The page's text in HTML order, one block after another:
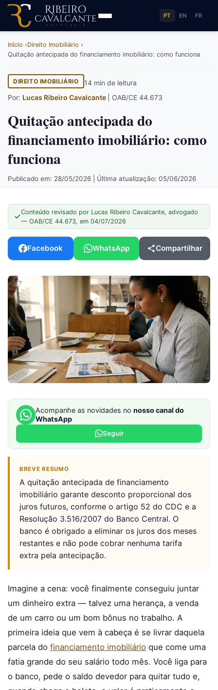
PT EN FR
Início
Direito Imobiliário
Quitação antecipada do financiamento imobiliário: como funciona
DIREITO IMOBILIÁRIO
14 min de leitura
Por: Lucas Ribeiro Cavalcante | OAB/CE 44.673
Quitação antecipada do
financiamento imobiliário: como
funciona
Publicado em: 28/05/2026 | Última atualização: 05/06/2026
Conteúdo revisado por Lucas Ribeiro Cavalcante, advogado
— OAB/CE 44.673, em 04/07/2026
Facebook WhatsApp Compartilhar
Acompanhe as novidades no nosso canal do
WhatsApp
Seguir
BREVE RESUMO
A quitação antecipada de financiamento
imobiliário garante desconto proporcional dos
juros futuros, conforme o artigo 52 do CDC e a
Resolução 3.516/2007 do Banco Central. O
banco é obrigado a eliminar os juros dos meses
restantes e não pode cobrar nenhuma tarifa
extra pela antecipação.
Imagine a cena: você finalmente conseguiu juntar
um dinheiro extra — talvez uma herança, a venda
de um carro ou um bom bônus no trabalho. A
primeira ideia que vem à cabeça é se livrar daquela
parcela do financiamento imobiliário que come uma
fatia grande do seu salário todo mês. Você liga para
o banco, pede o saldo devedor para quitar tudo e,